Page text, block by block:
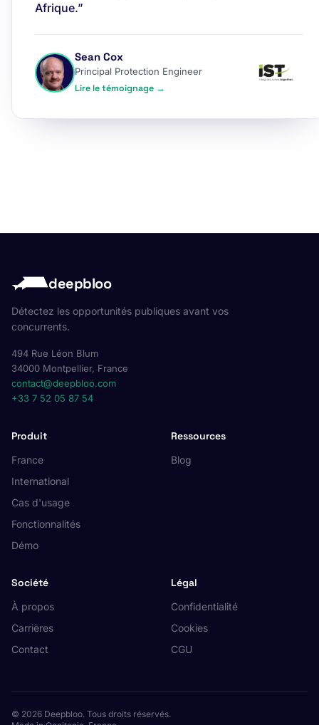
Afrique.”
Sean Cox
Principal Protection Engineer
Lire le témoignage →
deepbloo
Détectez les opportunités publiques avant vos
concurrents.
494 Rue Léon Blum
34000 Montpellier, France
contact@deepbloo.com
+33 7 52 05 87 54
Produit
France
International
Cas d'usage
Fonctionnalités
Démo
Ressources
Blog
Société
À propos
Carrières
Contact
Légal
Confidentialité
Cookies
CGU
© 2026 Deepbloo. Tous droits réservés.